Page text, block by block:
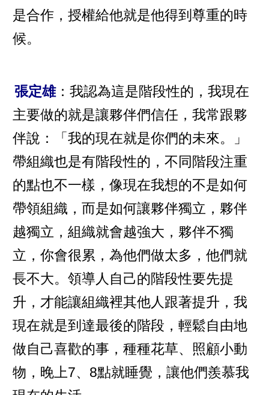
是合作，授權給他就是他得到尊重的時
候。
張定雄：我認為這是階段性的，我現在
主要做的就是讓夥伴們信任，我常跟夥
伴說：「我的現在就是你們的未來。」
帶組織也是有階段性的，不同階段注重
的點也不一樣，像現在我想的不是如何
帶領組織，而是如何讓夥伴獨立，夥伴
越獨立，組織就會越強大，夥伴不獨
立，你會很累，為他們做太多，他們就
長不大。領導人自己的階段性要先提
升，才能讓組織裡其他人跟著提升，我
現在就是到達最後的階段，輕鬆自由地
做自己喜歡的事，種種花草、照顧小動
物，晚上7、8點就睡覺，讓他們羨慕我